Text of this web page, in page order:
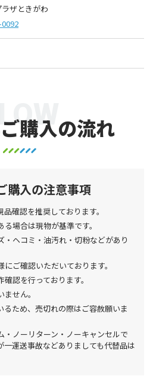
ザときがわ
購入の流れ
購入の注意事項
確認を推奨しております。
場合は現物が基準です。
・ヘコミ・油汚れ・切粉などがあり
ご確認いただいております。
認を行っております。
せん。
るため、売切れの際はご容赦願いま
・ノーリターン・ノーキャンセルで
一運送事故などありましても代替品は